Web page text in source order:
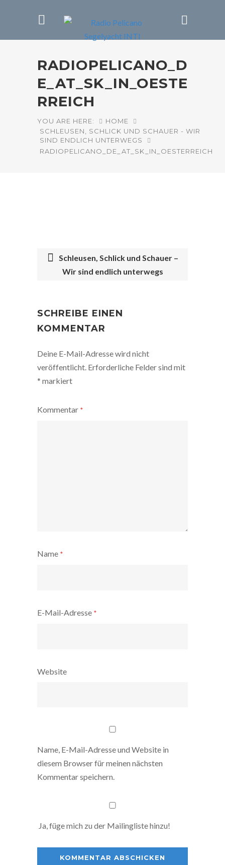
RADIOPELICANO_D
E_AT_SK_IN_OESTE
RREICH
YOU ARE HERE:
HOME
SCHLEUSEN, SCHLICK UND SCHAUER - WIR
SIND ENDLICH UNTERWEGS
RADIOPELICANO_DE_AT_SK_IN_OESTERREICH
Schleusen, Schlick und Schauer –
Wir sind endlich unterwegs
SCHREIBE EINEN
KOMMENTAR
Deine E-Mail-Adresse wird nicht
veröffentlicht. Erforderliche Felder sind mit
* markiert
Kommentar *
Name *
E-Mail-Adresse *
Website
Name, E-Mail-Adresse und Website in
diesem Browser für meinen nächsten
Kommentar speichern.
Ja, füge mich zu der Mailingliste hinzu!